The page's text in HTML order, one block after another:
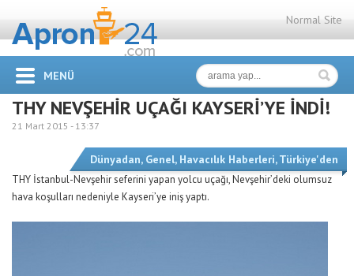
Normal Site
MENÜ
THY NEVŞEHİR UÇAĞI KAYSERİ’YE İNDİ!
21 Mart 2015 - 13:37
Dünyadan, Genel, Havacılık Haberleri,Türkiye'den
THY İstanbul-Nevşehir seferini yapan yolcu uçağı, Nevşehir’deki olumsuz
hava koşulları nedeniyle Kayseri’ye iniş yaptı.